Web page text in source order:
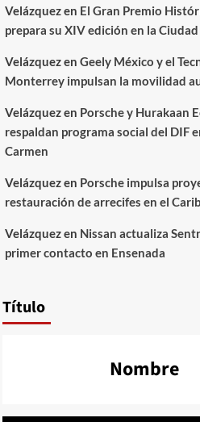
Velázquezen El Gran Premio
prepara su XIV edición en la
Velázquezen Geely México y el
Monterrey impulsan la movilidad
Velázquezen Porsche y Hurakaan
respaldan programa social del DIF
Carmen
Velázquezen Porsche impulsa
restauración de arrecifes en el
Velázquezen Nissan actualiza
primer contacto en Ensenada
Título
Nombre